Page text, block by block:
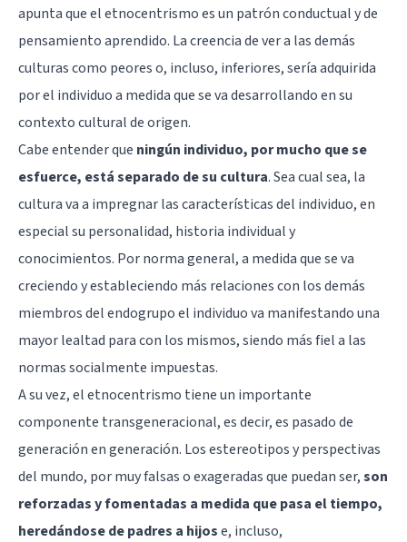
apunta que el etnocentrismo es un patrón conductual y de
pensamiento aprendido. La creencia de ver a las demás
culturas como peores o, incluso, inferiores, sería adquirida
por el individuo a medida que se va desarrollando en su
contexto cultural de origen.
Cabe entender que ningún individuo, por mucho que se
esfuerce, está separado de su cultura. Sea cual sea, la
cultura va a impregnar las características del individuo, en
especial su personalidad, historia individual y
conocimientos. Por norma general, a medida que se va
creciendo y estableciendo más relaciones con los demás
miembros del endogrupo el individuo va manifestando una
mayor lealtad para con los mismos, siendo más fiel a las
normas socialmente impuestas.
A su vez, el etnocentrismo tiene un importante
componente transgeneracional, es decir, es pasado de
generación en generación. Los estereotipos y perspectivas
del mundo, por muy falsas o exageradas que puedan ser,son
reforzadas y fomentadas a medida que pasa el tiempo,
heredándose de padres a hijose, incluso,